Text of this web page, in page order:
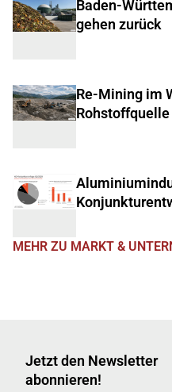
Baden-
gehen zurück
Re-Mining im
Rohstoffquelle
MEHR ZU MARKT &
Jetzt den Newsletter
abonnieren!